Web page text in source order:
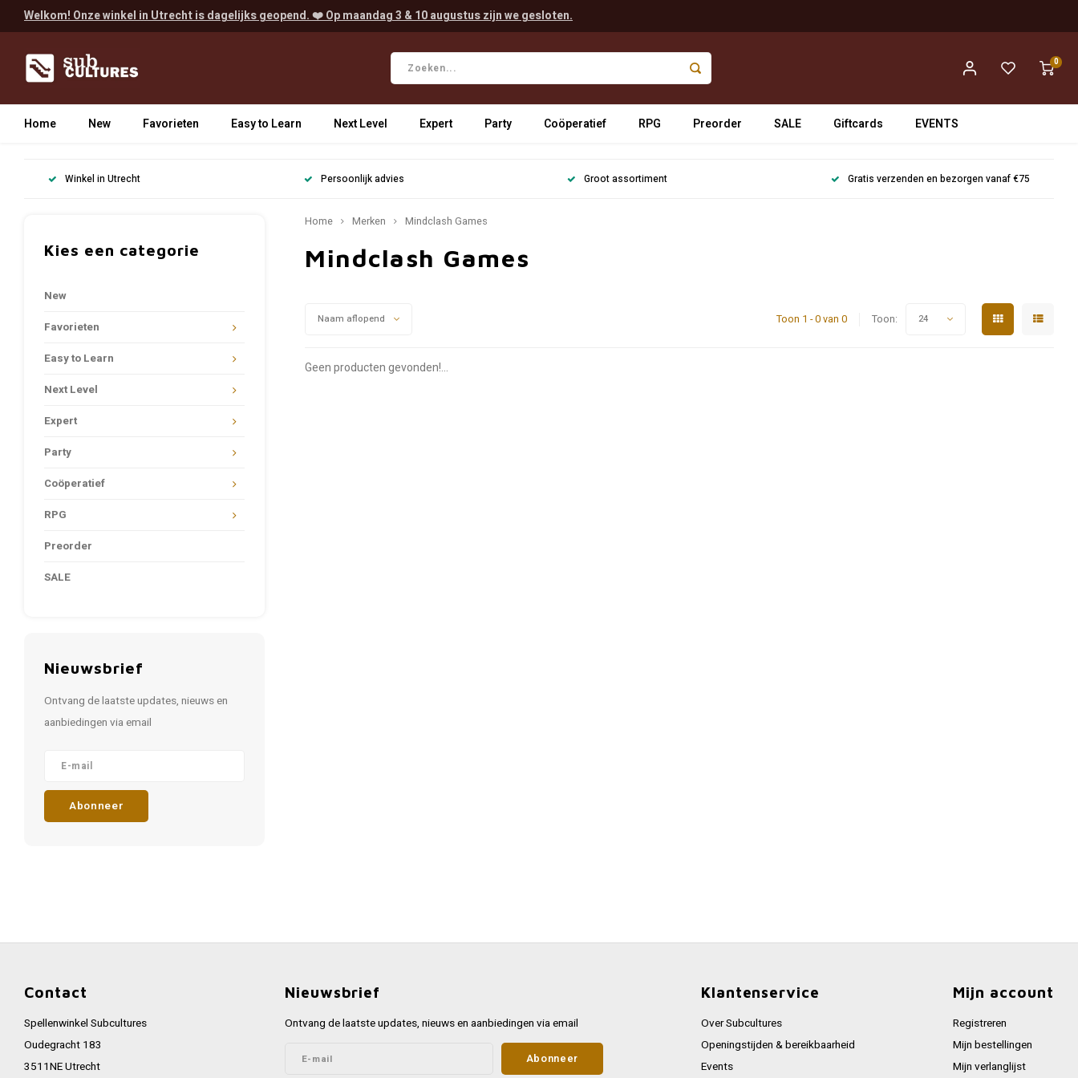
Welkom! Onze winkel in Utrecht is dagelijks geopend. ❤️ Op maandag 3 & 10 augustus zijn we gesloten.
0
Home New Favorieten Easy to Learn Next Level Expert Party Coöperatief RPG Preorder SALE Giftcards EVENTS
Winkel in Utrecht Persoonlijk advies Groot assortiment Gratis verzenden en bezorgen vanaf €75
Kies een categorie
New
Favorieten
Easy to Learn
Next Level
Expert
Party
Coöperatief
RPG
Preorder
SALE
Nieuwsbrief
Ontvang de laatste updates, nieuws en
aanbiedingen via email
Abonneer
Home Merken Mindclash Games
Mindclash Games
Naam aflopend Toon 1 - 0 van 0 Toon: 24
Geen producten gevonden!...
Contact
Spellenwinkel Subcultures
Oudegracht 183
3511NE Utrecht
Nieuwsbrief
Ontvang de laatste updates, nieuws en aanbiedingen via email
Abonneer
Klantenservice
Over Subcultures
Openingstijden & bereikbaarheid
Events
Mijn account
Registreren
Mijn bestellingen
Mijn verlanglijst